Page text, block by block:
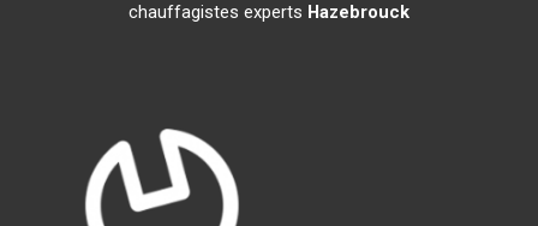
chauffagistes experts Hazebrouck